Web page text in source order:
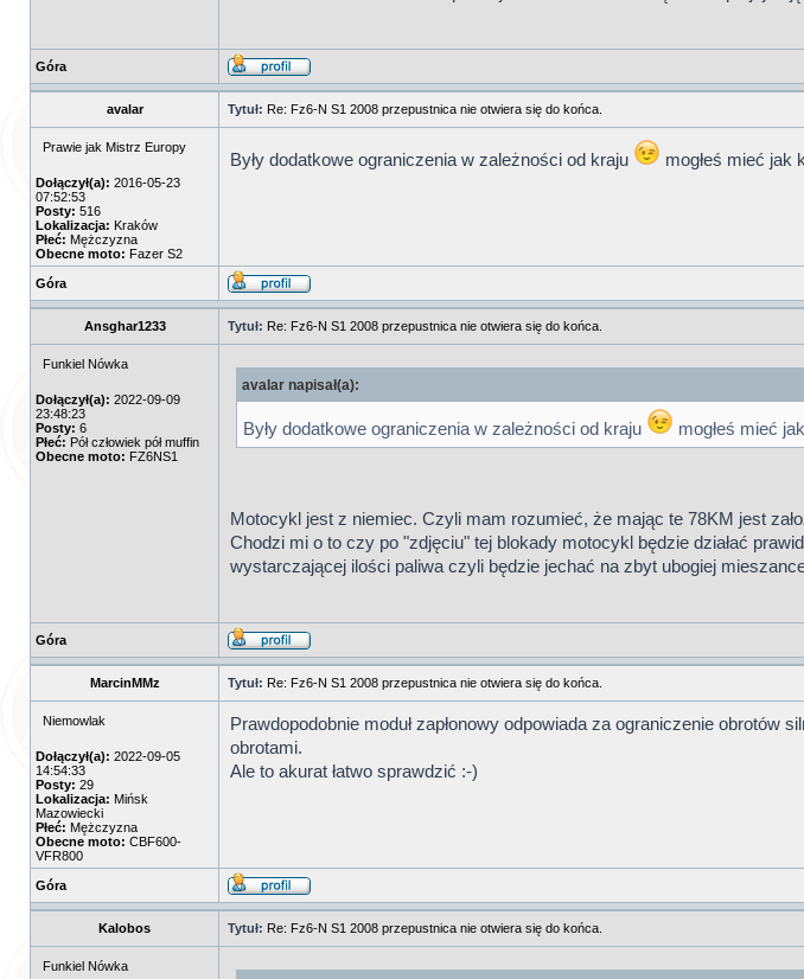
Góra
avalar Tytuł: Re: Fz6-N S1 2008 przepustnica nie otwiera się do końca.
Prawie jak Mistrz Europy
Dołączył(a): 2016-05-23
07:52:53
Posty: 516
Lokalizacja: Kraków
Płeć: Mężczyzna
Obecne moto: Fazer S2
Były dodatkowe ograniczenia w zależności od kraju mogłeś mieć jak
Góra
Ansghar1233 Tytuł: Re: Fz6-N S1 2008 przepustnica nie otwiera się do końca.
Funkiel Nówka
Dołączył(a): 2022-09-09
23:48:23
Posty: 6
Płeć: Pół człowiek pół muffin
Obecne moto: FZ6NS1
avalar napisał(a):
Były dodatkowe ograniczenia w zależności od kraju mogłeś mieć
Motocykl jest z niemiec. Czyli mam rozumieć, że mając te 78KM jest
Chodzi mi o to czy po "zdjęciu" tej blokady motocykl będzie działać
wystarczającej ilości paliwa czyli będzie jechać na zbyt ubogiej
Góra
MarcinMMz Tytuł: Re: Fz6-N S1 2008 przepustnica nie otwiera się do końca.
Niemowlak
Dołączył(a): 2022-09-05
14:54:33
Posty: 29
Lokalizacja: Mińsk
Mazowiecki
Płeć: Mężczyzna
Obecne moto: CBF600-
VFR800
Prawdopodobnie moduł zapłonowy odpowiada za ograniczenie
obrotami.
Ale to akurat łatwo sprawdzić :-)
Góra
Kalobos Tytuł: Re: Fz6-N S1 2008 przepustnica nie otwiera się do końca.
Funkiel Nówka